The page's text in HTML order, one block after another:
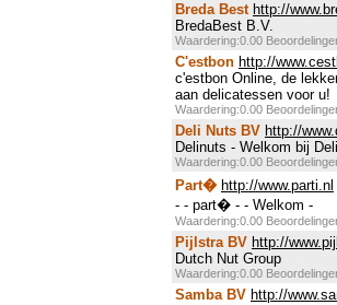
Breda Best http://
BredaBest B.V.
Waardering:0.00
C'estbon http://
c'estbon Online, de
aan delicatessen voor u!
Waardering:0.00
Deli Nuts BV http://
Delinuts - Welkom bij
Waardering:0.00
Part� http://www.parti.nl
- - part� - - Welkom -
Waardering:0.00
Pijlstra BV http://
Dutch Nut Group
Waardering:0.00
Samba BV http://